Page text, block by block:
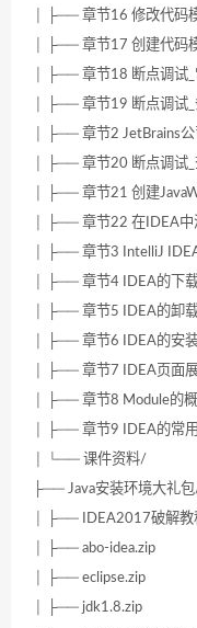
│ ├── 章节16 修改代码
│ ├── 章节17 创建代码
│ ├── 章节18 断点调试
│ ├── 章节19 断点调试
│ ├── 章节2 JetBrains
│ ├── 章节20 断点调试
│ ├── 章节21 创建
│ ├── 章节22 在IDEA中
│ ├── 章节3 IntelliJ
│ ├── 章节4 IDEA的下
│ ├── 章节5 IDEA的卸
│ ├── 章节6 IDEA的安
│ ├── 章节7 IDEA页面
│ ├── 章节8 Module的
│ ├── 章节9 IDEA的常
│ └── 课件资料/
├── Java安装环境大礼
│ ├── IDEA2017破解教
│ ├── abo-idea.zip
│ ├── eclipse.zip
│ ├── jdk1.8.zip